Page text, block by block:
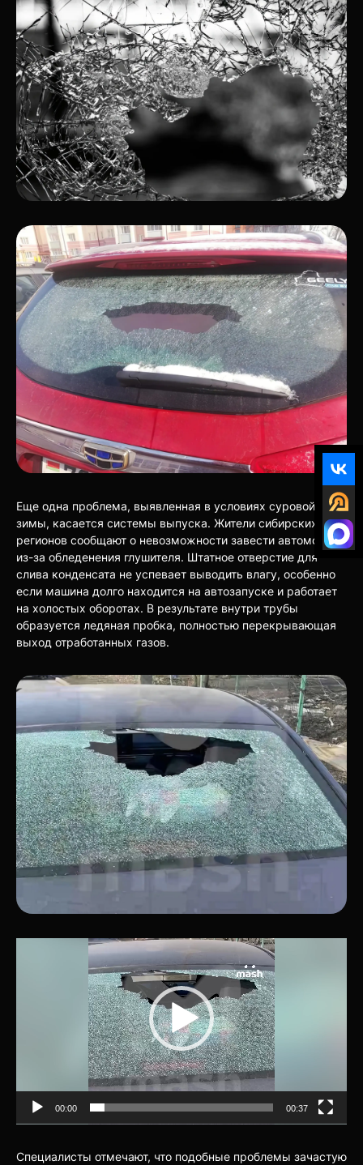
Еще одна проблема, выявленная в условиях суровой
зимы, касается системы выпуска. Жители сибирских
регионов сообщают о невозможности завести автомобиль
из-за обледенения глушителя. Штатное отверстие для
слива конденсата не успевает выводить влагу, особенно
если машина долго находится на автозапуске и работает
на холостых оборотах. В результате внутри трубы
образуется ледяная пробка, полностью перекрывающая
выход отработанных газов.
Видеоплеер
00:00 00:37
Специалисты отмечают, что подобные проблемы зачастую